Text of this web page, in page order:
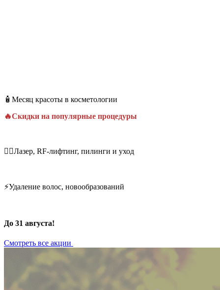
🧴Месяц красоты в косметологии
🔥Скидки на популярные процедуры
💆‍♀️Лазер, RF-лифтинг, пилинги и уход
⚡Удаление волос, новообразований
До 31 августа!
Смотреть все акции